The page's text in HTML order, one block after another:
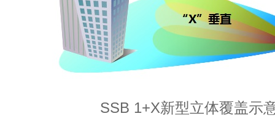
SSB 1+X新型立体覆盖示